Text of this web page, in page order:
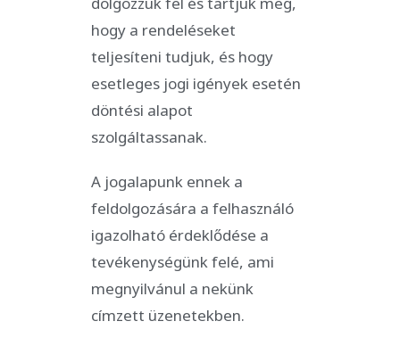
hogy a rendeléseket
teljesíteni tudjuk, és hogy
esetleges jogi igények esetén
döntési alapot
szolgáltassanak.
A jogalapunk ennek a
feldolgozására a felhasználó
igazolható érdeklődése a
tevékenységünk felé, ami
megnyilvánul a nekünk
címzett üzenetekben.